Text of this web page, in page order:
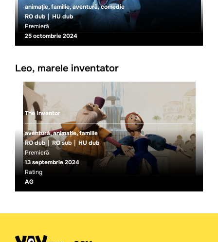
animație, familie, aventură, comedie
RO dub
HU dub
Premieră
25 octombrie 2024
Leo, marele inventator
The Inventor
aventură, animație, familie
RO dub
RO sub
HU dub
Premieră
13 septembrie 2024
Rating
AG